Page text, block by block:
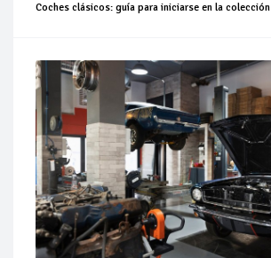
Coches clásicos: guía para iniciarse en la colección